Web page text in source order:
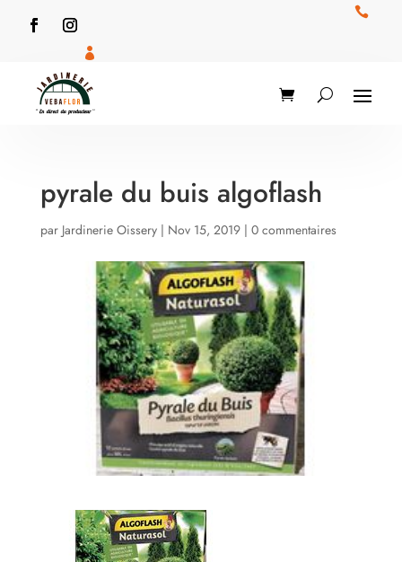


pyrale du buis algoflash
par Jardinerie Oissery| Nov 15, 2019| 0 commentaires